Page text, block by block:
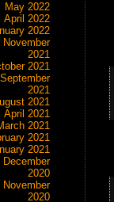
May 2022
April 2022
2022
November
2021
2021
September
2021
2021
April 2021
2021
2021
2021
December
2020
November
2020